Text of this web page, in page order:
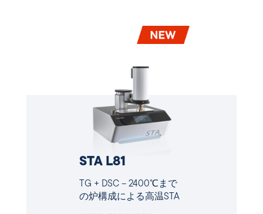
STA L81
TG + DSC – 2400℃まで
の炉構成による高温STA